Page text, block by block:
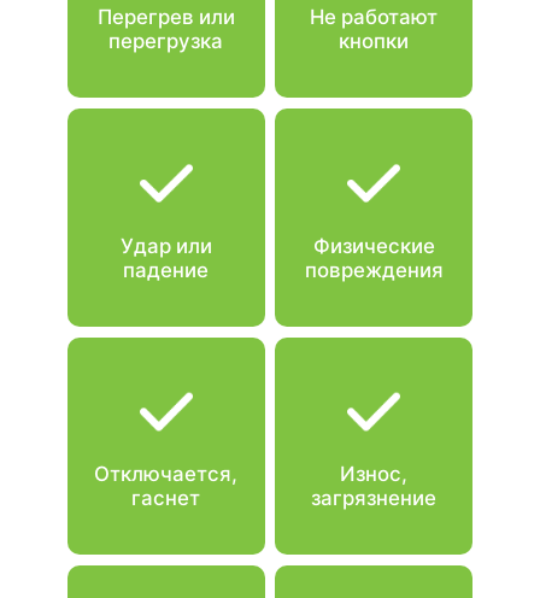
Перегрев или
перегрузка
Не работают
кнопки
Удар или
падение
Физические
повреждения
Отключается,
гаснет
Износ,
загрязнение